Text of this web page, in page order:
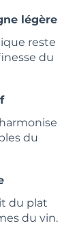
légère
reste
du
du
du plat
du vin.